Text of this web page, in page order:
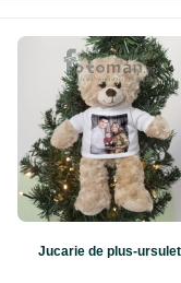
Jucarie de plus-ursulet